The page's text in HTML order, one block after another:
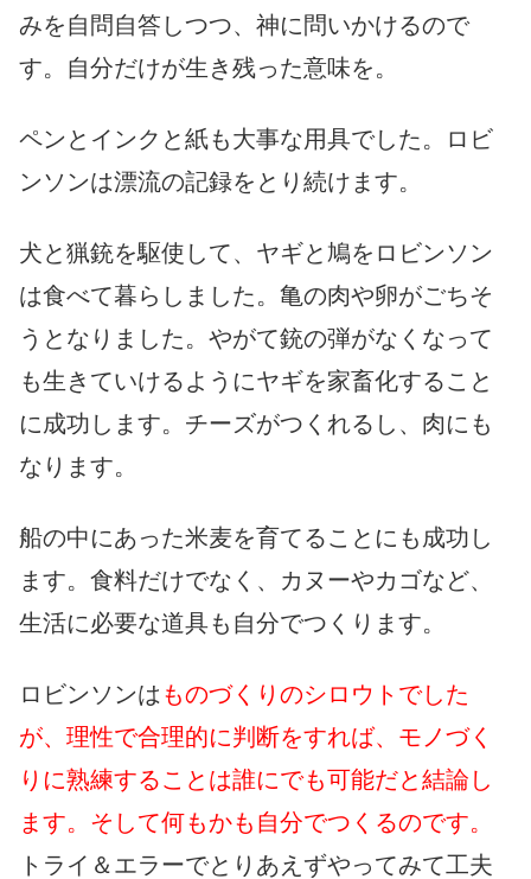
みを自問自答しつつ、神に問いかけるので
す。自分だけが生き残った意味を。
ペンとインクと紙も大事な用具でした。ロビ
ンソンは漂流の記録をとり続けます。
犬と猟銃を駆使して、ヤギと鳩をロビンソン
は食べて暮らしました。亀の肉や卵がごちそ
うとなりました。やがて銃の弾がなくなって
も生きていけるようにヤギを家畜化すること
に成功します。チーズがつくれるし、肉にも
なります。
船の中にあった米麦を育てることにも成功し
ます。食料だけでなく、カヌーやカゴなど、
生活に必要な道具も自分でつくります。
ロビンソンは ものづくりのシロウトでした
が、理性で合理的に判断をすれば、モノづく
りに熟練することは誰にでも可能だと結論し
ます。そして何もかも自分でつくるのです。
トライ＆エラーでとりあえずやってみて工夫